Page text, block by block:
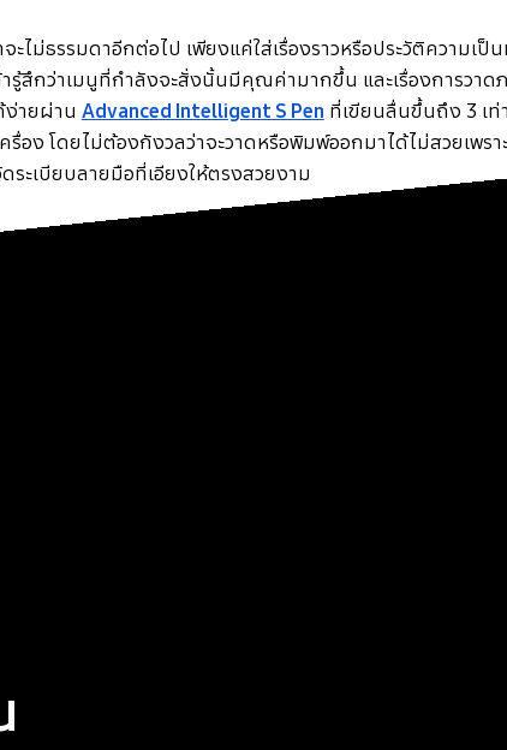
ะไม่ธรรมดาอีกต่อไป เพียงแค่ใส่เรื่องราวหรือประวัติความเป็
รู้สึกว่าเมนูที่กำลังจะสั่งนั้นมีคุณค่ามากขึ้น และเรื่องการวาด
ายผ่าน Advanced Intelligent S Pen ที่เขียนลื่นขึ้นถึง 3 เท่
อง โดยไม่ต้องกังวลว่าจะวาดหรือพิมพ์ออกมาได้ไม่สวยเพร
ะเบียบลายมือที่เอียงให้ตรงสวยงาม